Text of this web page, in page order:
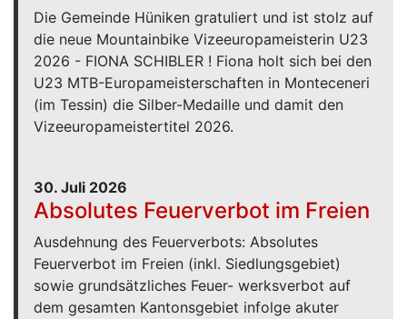
Die Gemeinde Hüniken gratuliert und ist stolz auf
die neue Mountainbike Vizeeuropameisterin U23
2026 - FIONA SCHIBLER ! Fiona holt sich bei den
U23 MTB-Europameisterschaften in Monteceneri
(im Tessin) die Silber-Medaille und damit den
Vizeeuropameistertitel 2026.
30. Juli 2026
Absolutes Feuerverbot im Freien
Ausdehnung des Feuerverbots: Absolutes
Feuerverbot im Freien (inkl. Siedlungsgebiet)
sowie grundsätzliches Feuer- werksverbot auf
dem gesamten Kantonsgebiet infolge akuter